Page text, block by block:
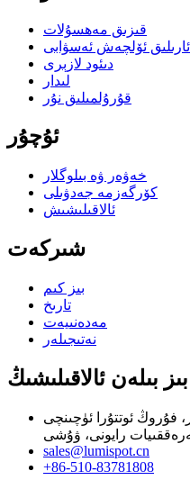
قىزىق مەھسۇلات
ئارىلىق ئۆلچەش ئەسۋابى
دىئود لازېرى
لىدار
قۇرۇلمىلىق نۇر
ئۇچۇر
خەۋەر ۋە بىلوگلار
كۆرگەزمە جەدۋىلى
ئالاقىلىشىش
شىركەت
بىز كىم
تارىخ
مەدەنىيەت
نەتىجىلەر
بىز بىلەن ئالاقىلىشىڭ
4-بىنا، 99-نومۇر، فۇروڭ ئوتتۇرا ئۈچىنچى
رايونى، ۋۇشى
sales@lumispot.cn
+86-510-83781808